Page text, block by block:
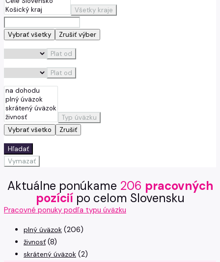
Všetky kraje
Vybrať všetky Zrušiť výber
Plat od
Plat od
Typ úväzku
Vybrať všetko
Zrušiť
Hľadať
Vymazať
Aktuálne ponúkame 206 pracovných
pozícií po celom Slovensku
Pracovné ponuky podľa typu úväzku
plný úväzok (206)
živnosť (8)
skrátený úväzok (2)